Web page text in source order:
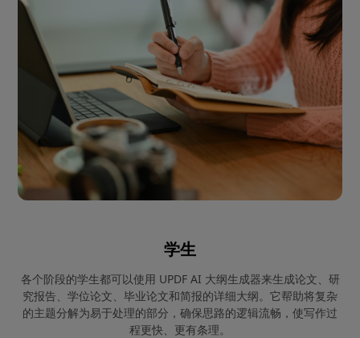
学生
各个阶段的学生都可以使用 UPDF AI 大纲生成器来生成论文、研
究报告、学位论文、毕业论文和简报的详细大纲。它帮助将复杂
的主题分解为易于处理的部分，确保思路的逻辑流畅，使写作过
程更快、更有条理。